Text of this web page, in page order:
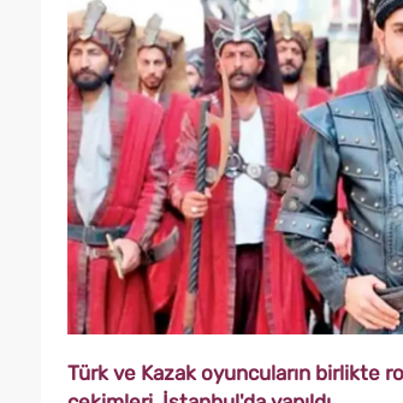
Türk ve Kazak oyuncuların birlikte